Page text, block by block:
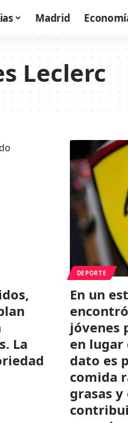
Madrid
Leclerc
La
DEPORTE
En un
jóvenes
en lugar
dato es
comida
grasas